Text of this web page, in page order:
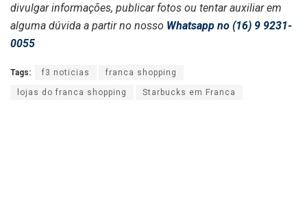
divulgar informações, publicar fotos ou tentar auxiliar em
alguma dúvida a partir no nosso Whatsapp no (16) 9 9231-
0055
Tags: f3 noticias franca shopping
lojas do franca shopping Starbucks em Franca